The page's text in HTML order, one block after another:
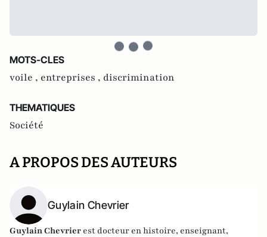
MOTS-CLES
voile , entreprises , discrimination
THEMATIQUES
Société
A PROPOS DES AUTEURS
Guylain Chevrier
Guylain Chevrier est docteur en histoire, enseignant,